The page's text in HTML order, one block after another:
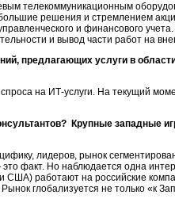
телекоммуникационным
большие решения и стремлением
и финансового
и вывод части работ на
предлагающих услуги в
на ИТ-услуги. На текущий
Крупные западные
лидеров, рынок
факт. Но наблюдается одна
работают на российские
глобализуется не только «к